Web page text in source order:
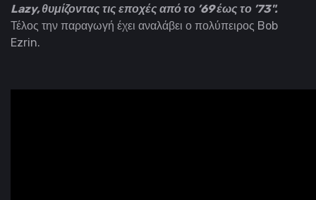
Lazy, θυμίζοντας τις εποχές από το ’69 έως το ’73".
Τέλος την παραγωγή έχει αναλάβει ο πολύπειρος Bob
Ezrin.